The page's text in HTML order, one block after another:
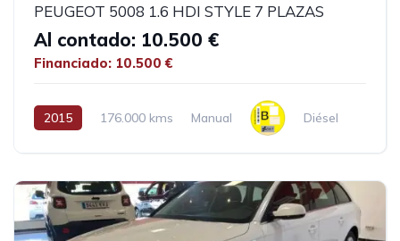
PEUGEOT 5008 1.6 HDI STYLE 7 PLAZAS
Al contado: 10.500 €
Financiado: 10.500 €
2015 176.000 kms Manual Diésel